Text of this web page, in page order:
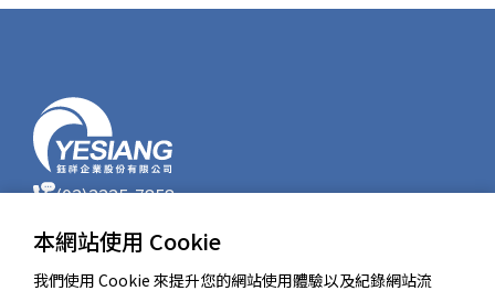
本網站使用 Cookie
我們使用 Cookie 來提升您的網站使用體驗以及紀錄網站流
(02)2225-7858
23586 新北市中和區中正路866-7號17樓
ys_service@yesiang.com